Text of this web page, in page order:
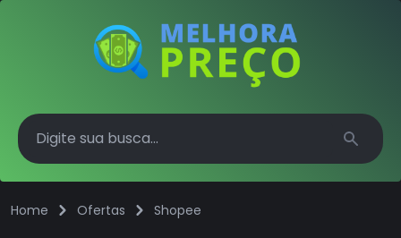
Search
Home Ofertas Shopee